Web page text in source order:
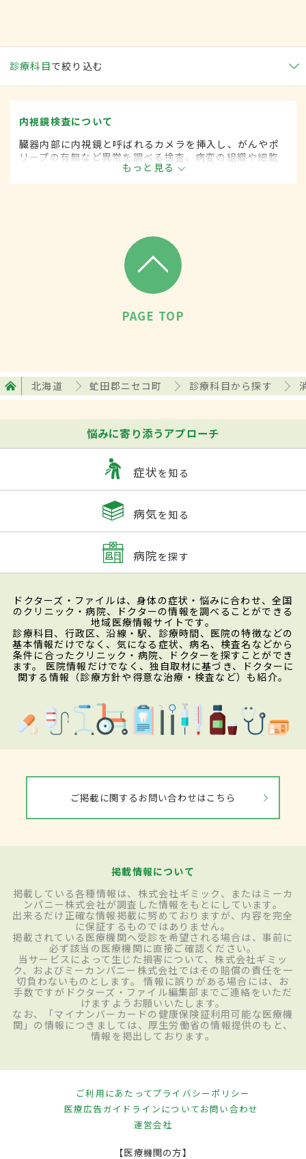
診療科目で絞り込む
内視鏡検査について
臓器内部に内視鏡と呼ばれるカメラを挿入し、がんやポ
リープの有無など異常を調べる検査。病変の組織や細胞
などの採取も行う。胃や大腸を中心にさまざまな臓器に
対応したものがあり、病変部分の切除や異物摘出などの
もっと見る
PAGE TOP
北海道 虻田郡ニセコ町 診療科目から探す
悩みに寄り添うアプローチ
症状を知る
病気を知る
病院を探す
ドクターズ・ファイルは、身体の症状・悩みに合わせ、全国
のクリニック・病院、ドクターの情報を調べることができる
地域医療情報サイトです。
診療科目、行政区、沿線・駅、診療時間、医院の特徴などの
基本情報だけでなく、気になる症状、病名、検査名などから
条件に合ったクリニック・病院、ドクターを探すことができ
ます。 医院情報だけでなく、独自取材に基づき、ドクターに
関する情報（診療方針や得意な治療・検査など）も紹介。
ご掲載に関するお問い合わせはこちら
掲載情報について
掲載している各種情報は、株式会社ギミック、またはミーカ
ンパニー株式会社が調査した情報をもとにしています。
出来るだけ正確な情報掲載に努めておりますが、内容を完全
に保証するものではありません。
掲載されている医療機関へ受診を希望される場合は、事前に
必ず該当の医療機関に直接ご確認ください。
当サービスによって生じた損害について、株式会社ギミッ
ク、およびミーカンパニー株式会社ではその賠償の責任を一
切負わないものとします。 情報に誤りがある場合には、お
手数ですがドクターズ・ファイル編集部までご連絡をいただ
けますようお願いいたします。
なお、「マイナンバーカードの健康保険証利用可能な医療機
関」の情報につきましては、厚生労働省の情報提供のもと、
情報を掲出しております。
ご利用にあたってプライバシーポリシー
医療広告ガイドラインについてお問い合わせ
運営会社
【医療機関の方】